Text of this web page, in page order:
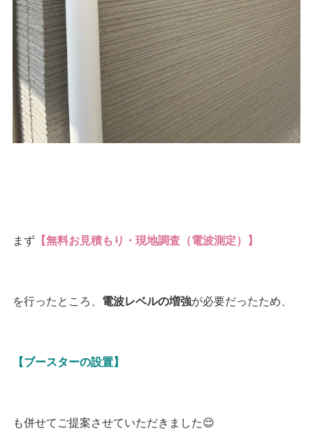
まず【無料お見積もり・現地調査（電波測定）】
を行ったところ、 電波レベルの増強が必要だったため、
【ブースターの設置】
も併せてご提案させていただきました😌